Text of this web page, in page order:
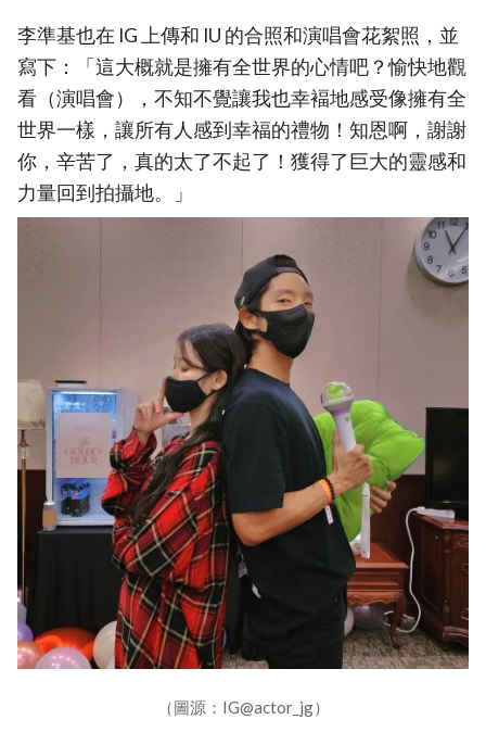
李準基也在 IG 上傳和 IU 的合照和演唱會花絮照，並
寫下：「這大概就是擁有全世界的心情吧？愉快地觀
看（演唱會），不知不覺讓我也幸褔地感受像擁有全
世界一樣，讓所有人感到幸福的禮物！知恩啊，謝謝
你，辛苦了，真的太了不起了！獲得了巨大的靈感和
力量回到拍攝地。」
（圖源：IG@actor_jg）